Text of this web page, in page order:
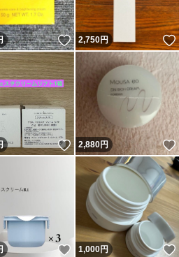
いいね！
2,750円
いいね！
2,880円
いいね！
1,000円